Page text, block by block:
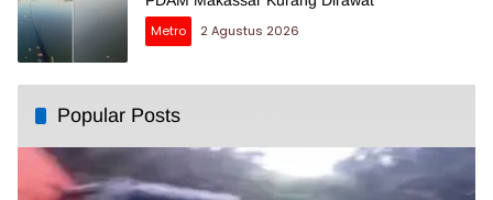
Metro
2 Agustus 2026
Popular Posts